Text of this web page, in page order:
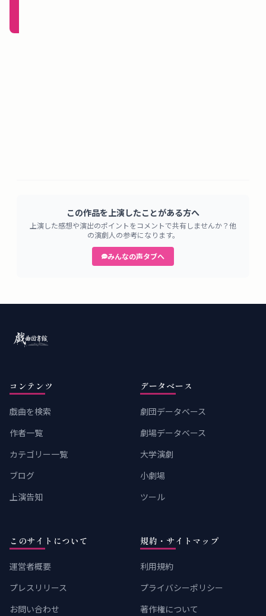
この作品を上演したことがある方へ
上演した感想や演出のポイントをコメントで共有しませんか？他
の演劇人の参考になります。
みんなの声タブへ
コンテンツ
戯曲を検索
作者一覧
カテゴリー一覧
ブログ
上演告知
データベース
劇団データベース
劇場データベース
大学演劇
小劇場
ツール
このサイトについて
運営者概要
プレスリリース
お問い合わせ
規約・サイトマップ
利用規約
プライバシーポリシー
著作権について